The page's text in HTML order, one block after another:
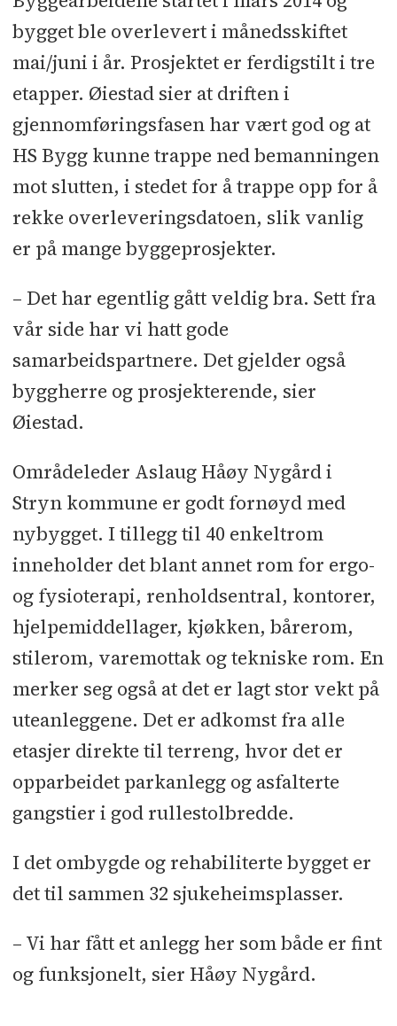
bygget ble overlevert i månedsskiftet
mai/juni i år. Prosjektet er ferdigstilt i tre
etapper. Øiestad sier at driften i
gjennomføringsfasen har vært god og at
HS Bygg kunne trappe ned bemanningen
mot slutten, i stedet for å trappe opp for å
rekke overleveringsdatoen, slik vanlig
er på mange byggeprosjekter.
– Det har egentlig gått veldig bra. Sett fra
vår side har vi hatt gode
samarbeidspartnere. Det gjelder også
byggherre og prosjekterende, sier
Øiestad.
Områdeleder Aslaug Håøy Nygård i
Stryn kommune er godt fornøyd med
nybygget. I tillegg til 40 enkeltrom
inneholder det blant annet rom for ergo-
og fysioterapi, renholdsentral, kontorer,
hjelpemiddellager, kjøkken, bårerom,
stilerom, varemottak og tekniske rom. En
merker seg også at det er lagt stor vekt på
uteanleggene. Det er adkomst fra alle
etasjer direkte til terreng, hvor det er
opparbeidet parkanlegg og asfalterte
gangstier i god rullestolbredde.
I det ombygde og rehabiliterte bygget er
det til sammen 32 sjukeheimsplasser.
– Vi har fått et anlegg her som både er fint
og funksjonelt, sier Håøy Nygård.